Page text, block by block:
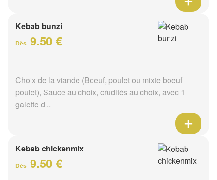
Kebab bunzi
Dès 9.50 €
Choix de la viande (Boeuf, poulet ou mixte boeuf
poulet), Sauce au choix, crudités au choix, avec 1
galette d...
Kebab chickenmix
Dès 9.50 €